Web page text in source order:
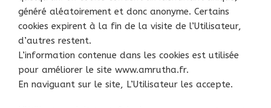
généré aléatoirement et donc anonyme. Certains
cookies expirent à la fin de la visite de l’Utilisateur,
d’autres restent.
L’information contenue dans les cookies est utilisée
pour améliorer le site www.amrutha.fr.
En naviguant sur le site, L’Utilisateur les accepte.